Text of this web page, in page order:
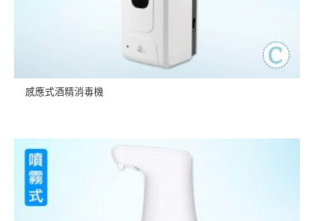
感應式酒精消毒機